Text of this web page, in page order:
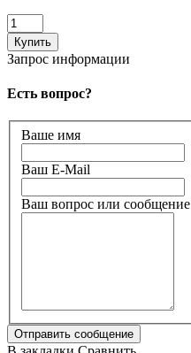
Запрос информации
Есть вопрос?
Ваше имя
Ваш E-Mail
Ваш вопрос или сообщение